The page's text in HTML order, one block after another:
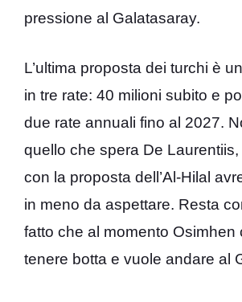
pressione al Galatasaray.
L’ultima proposta dei turchi è
in tre rate: 40 milioni subito e
due rate annuali fino al 2027.
quello che spera De
con la proposta dell’Al-Hilal
in meno da aspettare. Resta
fatto che al momento Osimhen
tenere botta e vuole andare al